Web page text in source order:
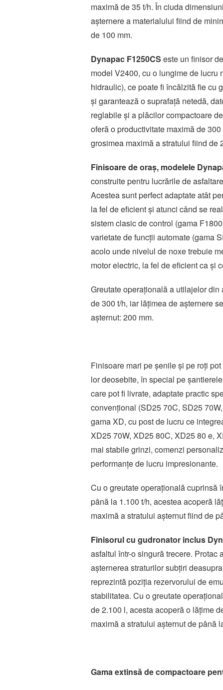
maximă de 35 t/h. În ciuda
așternere a materialului fiind de
de 100 mm.
Dynapac F1250CS este un finisor
model V2400, cu o lungime de lucru
hidraulic), ce poate fi încălzită fie cu
și garantează o suprafață netedă,
reglabile și a plăcilor compactoare
oferă o productivitate maximă de
grosimea maximă a stratului fiind de
Finisoare de oraș, modelele
construite pentru lucrările de
Acestea sunt perfect adaptate atât
la fel de eficient și atunci când se
sistem clasic de control (gama
varietate de funcții automate (gama
acolo unde nivelul de noxe trebuie
motor electric, la fel de eficient ca și
Greutate operațională a utilajelor
de 300 t/h, iar lățimea de așternere
așternut: 200 mm.
Finisoare mari pe șenile și pe roți
lor deosebite, în special pe
care pot fi livrate, adaptate practic
convențional (SD25 70C, SD25
gama XD, cu post de lucru ce
XD25 70W, XD25 80C, XD25 80 e,
mai stabile grinzi, comenzi
performanțe de lucru impresionante.
Cu o greutate operațională cuprinsă
până la 1.100 t/h, acestea acoperă
maximă a stratului așternut fiind de
Finisorul cu gudronator inclus
asfaltul într-o singură trecere.
așternerea straturilor subțiri
reprezintă poziția rezervorului de
stabilitatea. Cu o greutate
de 2.100 l, acesta acoperă o lățime
maximă a stratului așternut de până
Gama extinsă de compactoare